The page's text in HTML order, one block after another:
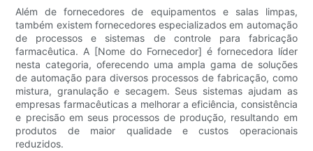
Além de fornecedores de equipamentos e salas limpas,
também existem fornecedores especializados em automação
de processos e sistemas de controle para fabricação
farmacêutica. A [Nome do Fornecedor] é fornecedora líder
nesta categoria, oferecendo uma ampla gama de soluções
de automação para diversos processos de fabricação, como
mistura, granulação e secagem. Seus sistemas ajudam as
empresas farmacêuticas a melhorar a eficiência, consistência
e precisão em seus processos de produção, resultando em
produtos de maior qualidade e custos operacionais
reduzidos.